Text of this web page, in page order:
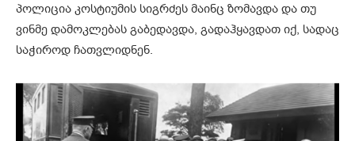
პოლიცია კოსტიუმის სიგრძეს მაინც ზომავდა და თუ
ვინმე დამოკლებას გაბედავდა, გადაჰყავდათ იქ, სადაც
საჭიროდ ჩათვლიდნენ.